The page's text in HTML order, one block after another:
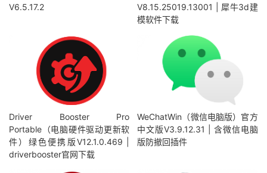
V6.5.17.2
V8.15.25019.13001 | 犀牛3d建
模软件下载
Driver Booster Pro
Portable（电脑硬件驱动更新软
件）绿色便携版V12.1.0.469 |
driverbooster官网下载
WeChatWin（微信电脑版）官方
中文版V3.9.12.31 | 含微信电脑
版防撤回插件